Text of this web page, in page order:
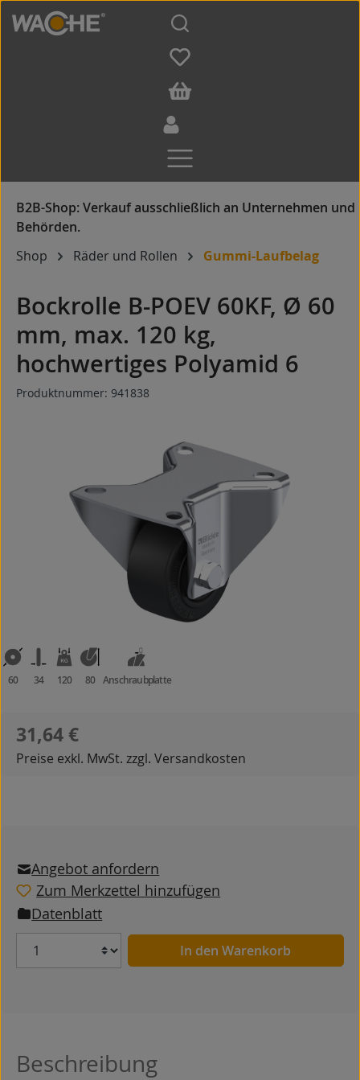
Zum Hauptinhalt springen
Shop Räder und Rollen Gummi-Laufbelag
Bockrolle B-POEV 60KF, Ø 60
mm, max. 120 kg,
hochwertiges Polyamid 6
Produktnummer: 941838
60 34 120 80 Anschraubplatte
Regulärer Preis:
31,64 €
Preise exkl. MwSt. zzgl. Versandkosten
Angebot anfordern
Zum Merkzettel hinzufügen
Datenblatt
Anzahl In den Warenkorb
Beschreibung